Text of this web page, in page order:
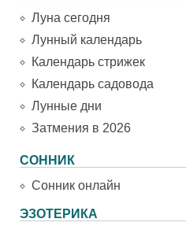
Луна сегодня
Лунный календарь
Календарь стрижек
Календарь садовода
Лунные дни
Затмения в 2026
СОННИК
Сонник онлайн
ЭЗОТЕРИКА